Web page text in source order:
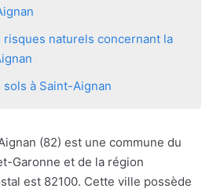
naturels concernant la
à Saint-Aignan
(82) est une commune du
Garonne et de la région
est 82100. Cette ville possède